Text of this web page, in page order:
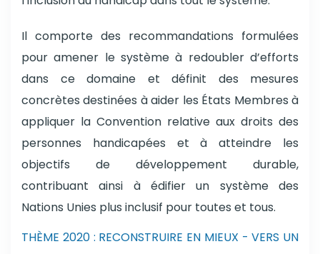
Il comporte des recommandations formulées
pour amener le système à redoubler d’efforts
dans ce domaine et définit des mesures
concrètes destinées à aider les États Membres à
appliquer la Convention relative aux droits des
personnes handicapées et à atteindre les
objectifs de développement durable,
contribuant ainsi à édifier un système des
Nations Unies plus inclusif pour toutes et tous.
THÈME 2020 : RECONSTRUIRE EN MIEUX - VERS UN